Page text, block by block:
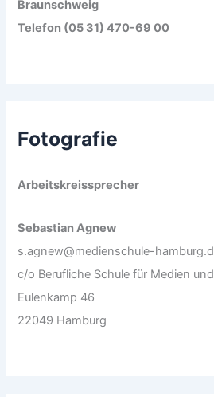
Braunschweig
Telefon (05 31) 470-69 00
Fotografie
Arbeitskreissprecher
Sebastian Agnew
s.agnew@medienschule-
c/o Berufliche Schule für Medien
Eulenkamp 46
22049 Hamburg